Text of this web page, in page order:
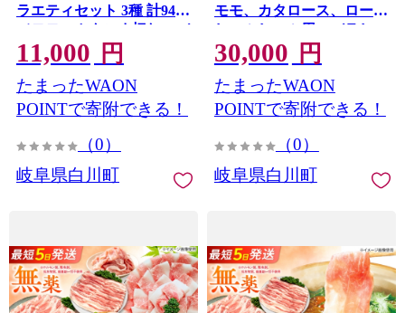
ラエティセット 3種 計940g
（モモ・カタこま切れ、バ
ラスライス 各280g／ミン
チ 380g）国産 豚肉 セット
豚こま 豚バラ バラ肉 薄切
り 豚ミンチ 国産 国産豚肉
ち 豚こま 豚バラ バラ肉 薄
産豚 岐阜県 白川町 / 藤井
11,000 円
たまったWAON
POINTで寄附できる！
（0）
岐阜県白川町
モモ、カタロース、ロース
しゃぶしゃぶ用、バラしゃ
ぶしゃぶ用、カタ・モモ小
間切れ 各200g×2袋／ロー
ステキカツ用 100g×3枚）
豚肉 セット 豚バラ バラ肉
ース 国産 白川町 / 藤井フ
30,000 円
たまったWAON
POINTで寄附できる！
（0）
岐阜県白川町